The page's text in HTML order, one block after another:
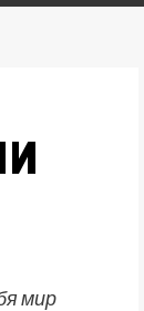
мир